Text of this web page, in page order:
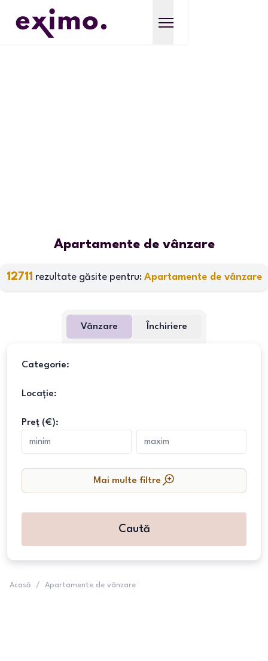
Apartamente de vânzare
12711 rezultate găsite pentru: Apartamente de vânzare
Vânzare Închiriere
Categorie:
Locație:
Preț (€):
Mai multe filtre
Caută
Acasă / Apartamente de vânzare